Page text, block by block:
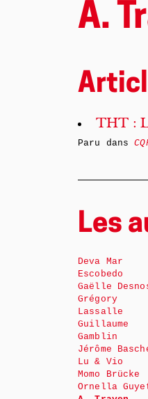
A.
THT :
Paru dans
Les
Deva Mar
Escobedo
Gaëlle
Grégory
Lassalle
Guillaume
Gamblin
Jérôme
Lu & Vio
Momo Brücke
Ornella